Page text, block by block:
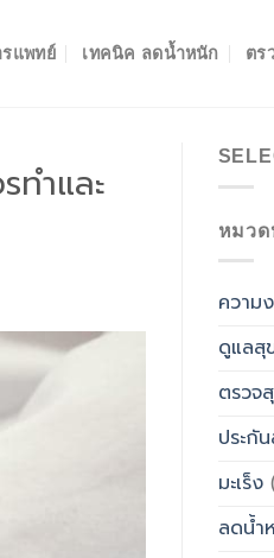
รแพทย์ เทคนิค ลดน้ำหนัก ตร
ำและ
หมว
ความ
ดูแลสุ
ตรวจ
ประกั
มะเร็ง
ลดน้ำ